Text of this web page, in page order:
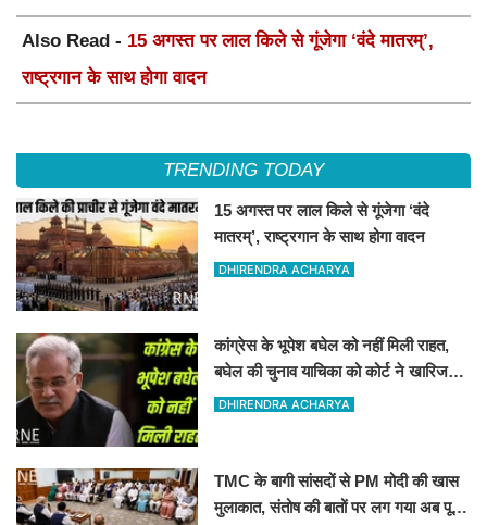
Also Read - 15 अगस्त पर लाल किले से गूंजेगा ‘वंदे मातरम्’,
राष्ट्रगान के साथ होगा वादन
TRENDING TODAY
15 अगस्त पर लाल किले से गूंजेगा ‘वंदे
मातरम्’, राष्ट्रगान के साथ होगा वादन
DHIRENDRA ACHARYA
कांग्रेस के भूपेश बघेल को नहीं मिली राहत,
बघेल की चुनाव याचिका को कोर्ट ने खारिज
कर दिया
DHIRENDRA ACHARYA
TMC के बागी सांसदों से PM मोदी की खास
मुलाकात, संतोष की बातों पर लग गया अब पूरी